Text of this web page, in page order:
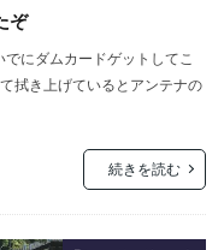
ぞ
にダムカードゲットしてこ
拭き上げているとアンテナの
続きを読む